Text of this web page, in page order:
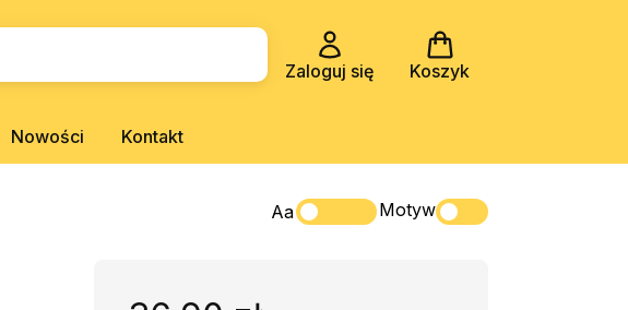
Zaloguj się Koszyk
Nowości Kontakt
Aa Motyw